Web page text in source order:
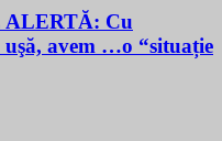
Cu
avem …o “situație